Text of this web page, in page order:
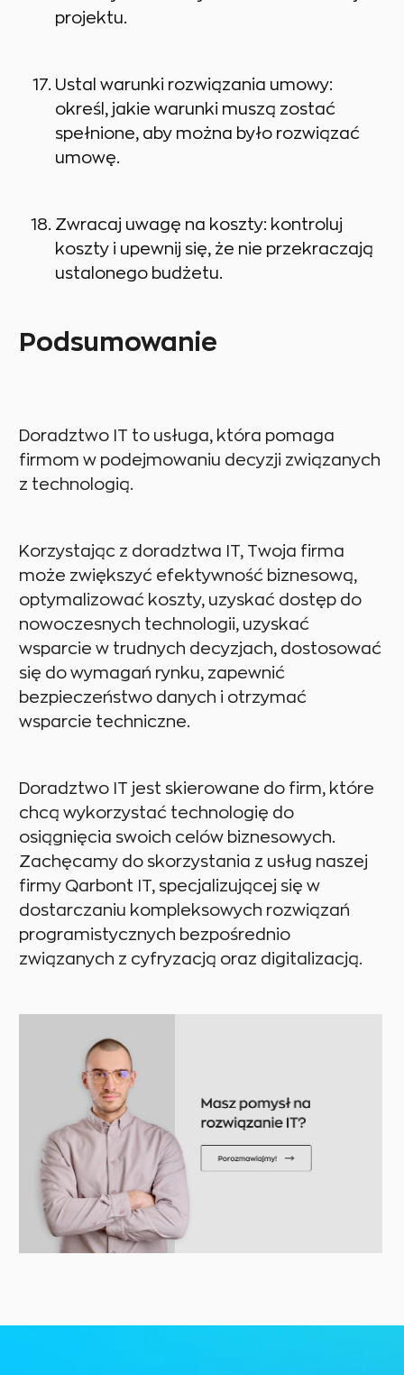
projektu.
Ustal warunki rozwiązania umowy:
określ, jakie warunki muszą zostać
spełnione, aby można było rozwiązać
umowę.
Zwracaj uwagę na koszty: kontroluj
koszty i upewnij się, że nie przekraczają
ustalonego budżetu.
Podsumowanie
Doradztwo IT to usługa, która pomaga
firmom w podejmowaniu decyzji związanych
z technologią.
Korzystając z doradztwa IT, Twoja firma
może zwiększyć efektywność biznesową,
optymalizować koszty, uzyskać dostęp do
nowoczesnych technologii, uzyskać
wsparcie w trudnych decyzjach, dostosować
się do wymagań rynku, zapewnić
bezpieczeństwo danych i otrzymać
wsparcie techniczne.
Doradztwo IT jest skierowane do firm, które
chcą wykorzystać technologię do
osiągnięcia swoich celów biznesowych.
Zachęcamy do skorzystania z usług naszej
firmy Qarbont IT, specjalizującej się w
dostarczaniu kompleksowych rozwiązań
programistycznych bezpośrednio
związanych z cyfryzacją oraz digitalizacją.